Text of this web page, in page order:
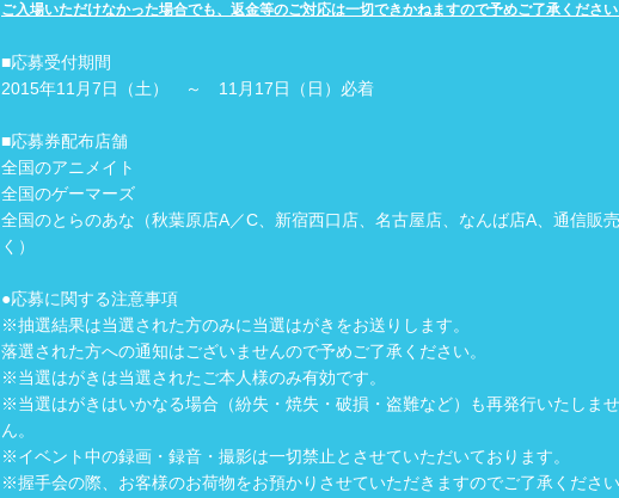
ご入場いただけなかった場合でも、返金等のご対応は一切できかねますので予めご了承ください
■応募受付期間
2015年11月7日（土） ～ 11月17日（日）必着
■応募券配布店舗
全国のアニメイト
全国のゲーマーズ
全国のとらのあな（秋葉原店A／C、新宿西口店、名古屋店、なんば店A、通信販
く）
●応募に関する注意事項
※抽選結果は当選された方のみに当選はがきをお送りします。
落選された方への通知はございませんので予めご了承ください。
※当選はがきは当選されたご本人様のみ有効です。
※当選はがきはいかなる場合（紛失・焼失・破損・盗難など）も再発行いたしませ
ん。
※イベント中の録画・録音・撮影は一切禁止とさせていただいております。
※握手会の際、お客様のお荷物をお預かりさせていただきますのでご了承ください